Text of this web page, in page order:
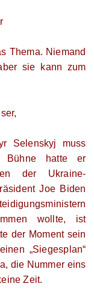
Thema. Niemand
sie kann zum
Selenskyj muss
Bühne hatte er
der Ukraine-
Joe Biden
wollte, ist
der Moment sein
„Siegesplan“
die Nummer eins
Zeit.